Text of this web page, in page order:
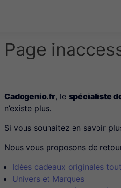
Page
Cadogenio.fr, le spécialiste
n’existe plus.
Si vous souhaitez en savoir
Nous vous proposons de
Idées cadeaux originales
Univers et Marques